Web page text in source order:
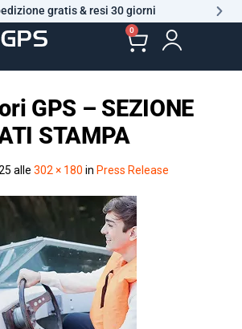
gratis & resi 30 giorni
0
GPS – SEZIONE
STAMPA
alle 302 × 180 in Press Release